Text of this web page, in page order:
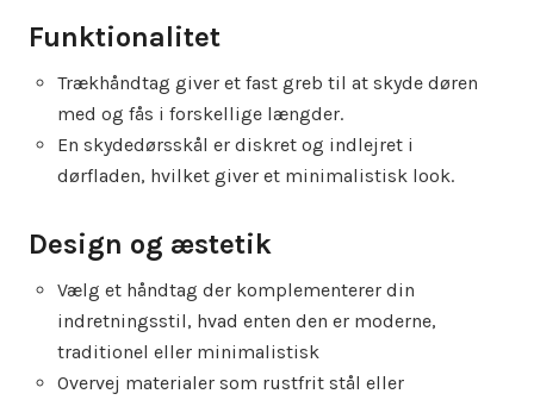
Funktionalitet
Trækhåndtag giver et fast greb til at skyde døren
med og fås i forskellige længder.
En skydedørsskål er diskret og indlejret i
dørfladen, hvilket giver et minimalistisk look.
Design og æstetik
Vælg et håndtag der komplementerer din
indretningsstil, hvad enten den er moderne,
traditionel eller minimalistisk
Overvej materialer som rustfrit stål eller